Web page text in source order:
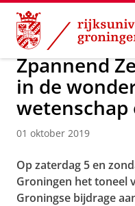
Skip
Content
Skip
Navigation
Over ons Actueel
Zpannend
in de
01 oktober 2019
Op zaterdag 5 en
Groningen het toneel
Groningse bijdrage